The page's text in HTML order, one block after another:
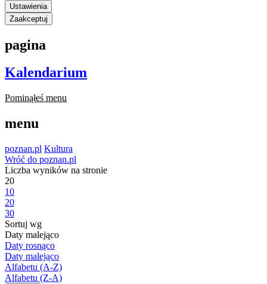
Ustawienia
Zaakceptuj
pagina
Kalendarium
Pominąłeś menu
menu
poznan.pl Kultura
Wróć do poznan.pl
Liczba wyników na stronie
20
10
20
30
Sortuj wg
Daty malejąco
Daty rosnąco
Daty malejąco
Alfabetu (A-Z)
Alfabetu (Z-A)